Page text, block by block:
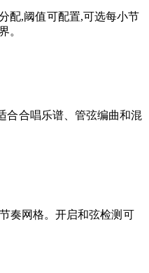
配,阈值可配置,可选每小节
。
合合唱乐谱、管弦编曲和混
奏网格。开启和弦检测可